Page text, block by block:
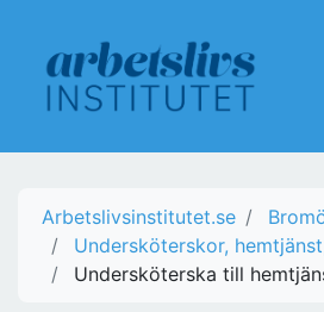
Arbetslivsinstitutet.se
Undersköterskor,
Undersköterska till